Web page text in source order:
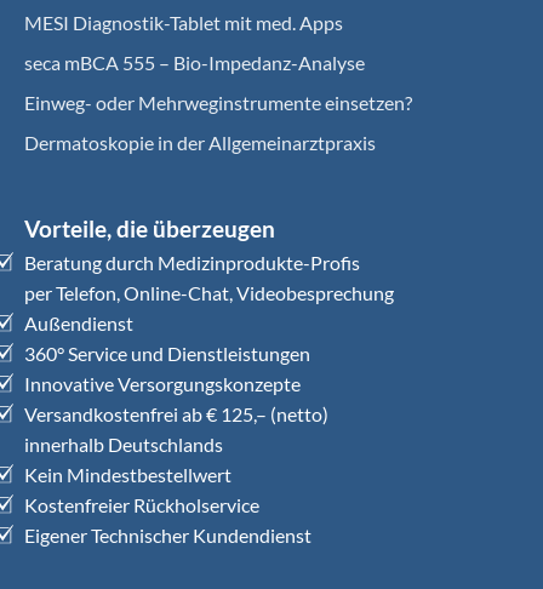
MESI Diagnostik-Tablet mit med. Apps
seca mBCA 555 – Bio-Impedanz-Analyse
Einweg- oder Mehrweginstrumente einsetzen?
Dermatoskopie in der Allgemeinarztpraxis
Vorteile, die überzeugen
Beratung durch Medizinprodukte-Profis
per Telefon, Online-Chat, Videobesprechung
Außendienst
360° Service und Dienstleistungen
Innovative Versorgungskonzepte
Versandkostenfrei ab € 125,– (netto)
innerhalb Deutschlands
Kein Mindestbestellwert
Kostenfreier Rückholservice
Eigener Technischer Kundendienst